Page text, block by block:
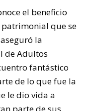
el beneficio
patrimonial que se
la
de Adultos
fantástico
de lo que fue la
le dio vida a
parte de sus